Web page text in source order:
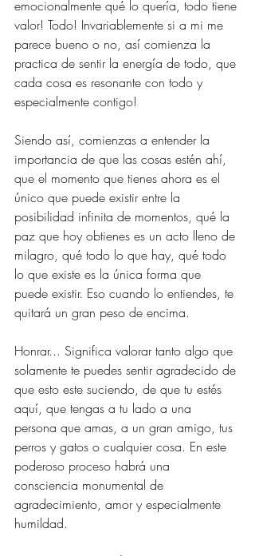
emocionalmente qué lo quería, todo tiene
valor! Todo! Invariablemente si a mi me
parece bueno o no, así comienza la
practica de sentir la energía de todo, que
cada cosa es resonante con todo y
especialmente contigo!
Siendo así, comienzas a entender la
importancia de que las cosas estén ahí,
que el momento que tienes ahora es el
único que puede existir entre la
posibilidad infinita de momentos, qué la
paz que hoy obtienes es un acto lleno de
milagro, qué todo lo que hay, qué todo
lo que existe es la única forma que
puede existir. Eso cuando lo entiendes, te
quitará un gran peso de encima.
Honrar... Significa valorar tanto algo que
solamente te puedes sentir agradecido de
que esto este suciendo, de que tu estés
aquí, que tengas a tu lado a una
persona que amas, a un gran amigo, tus
perros y gatos o cualquier cosa. En este
poderoso proceso habrá una
consciencia monumental de
agradecimiento, amor y especialmente
humildad.